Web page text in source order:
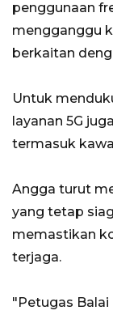
penggunaan
mengganggu
berkaitan
Untuk
layanan 5G
termasuk
Angga turut
yang tetap
memastikan
terjaga.
"Petugas